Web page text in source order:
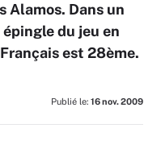
Alamos. Dans un
du jeu en
est 28ème.
Publié le: 16 nov. 2009